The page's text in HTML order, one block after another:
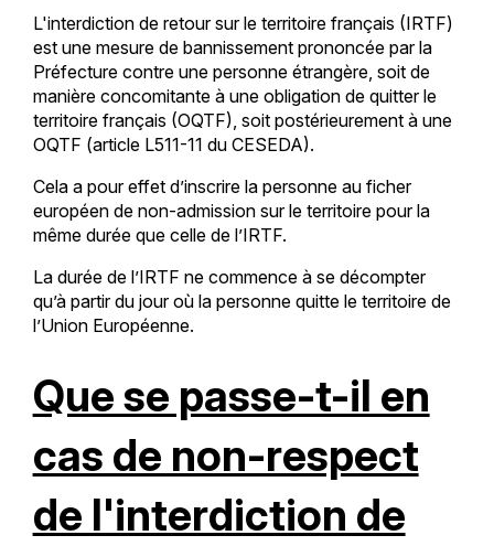
L'interdiction de retour sur le territoire français (IRTF)
est une mesure de bannissement prononcée par la
Préfecture contre une personne étrangère, soit de
manière concomitante à une obligation de quitter le
territoire français (OQTF), soit postérieurement à une
OQTF (article L511-11 du CESEDA).
Cela a pour effet d’inscrire la personne au ficher
européen de non-admission sur le territoire pour la
même durée que celle de l’IRTF.
La durée de l’IRTF ne commence à se décompter
qu’à partir du jour où la personne quitte le territoire de
l’Union Européenne.
Que se passe-t-il en
cas de non-respect
de l'interdiction de